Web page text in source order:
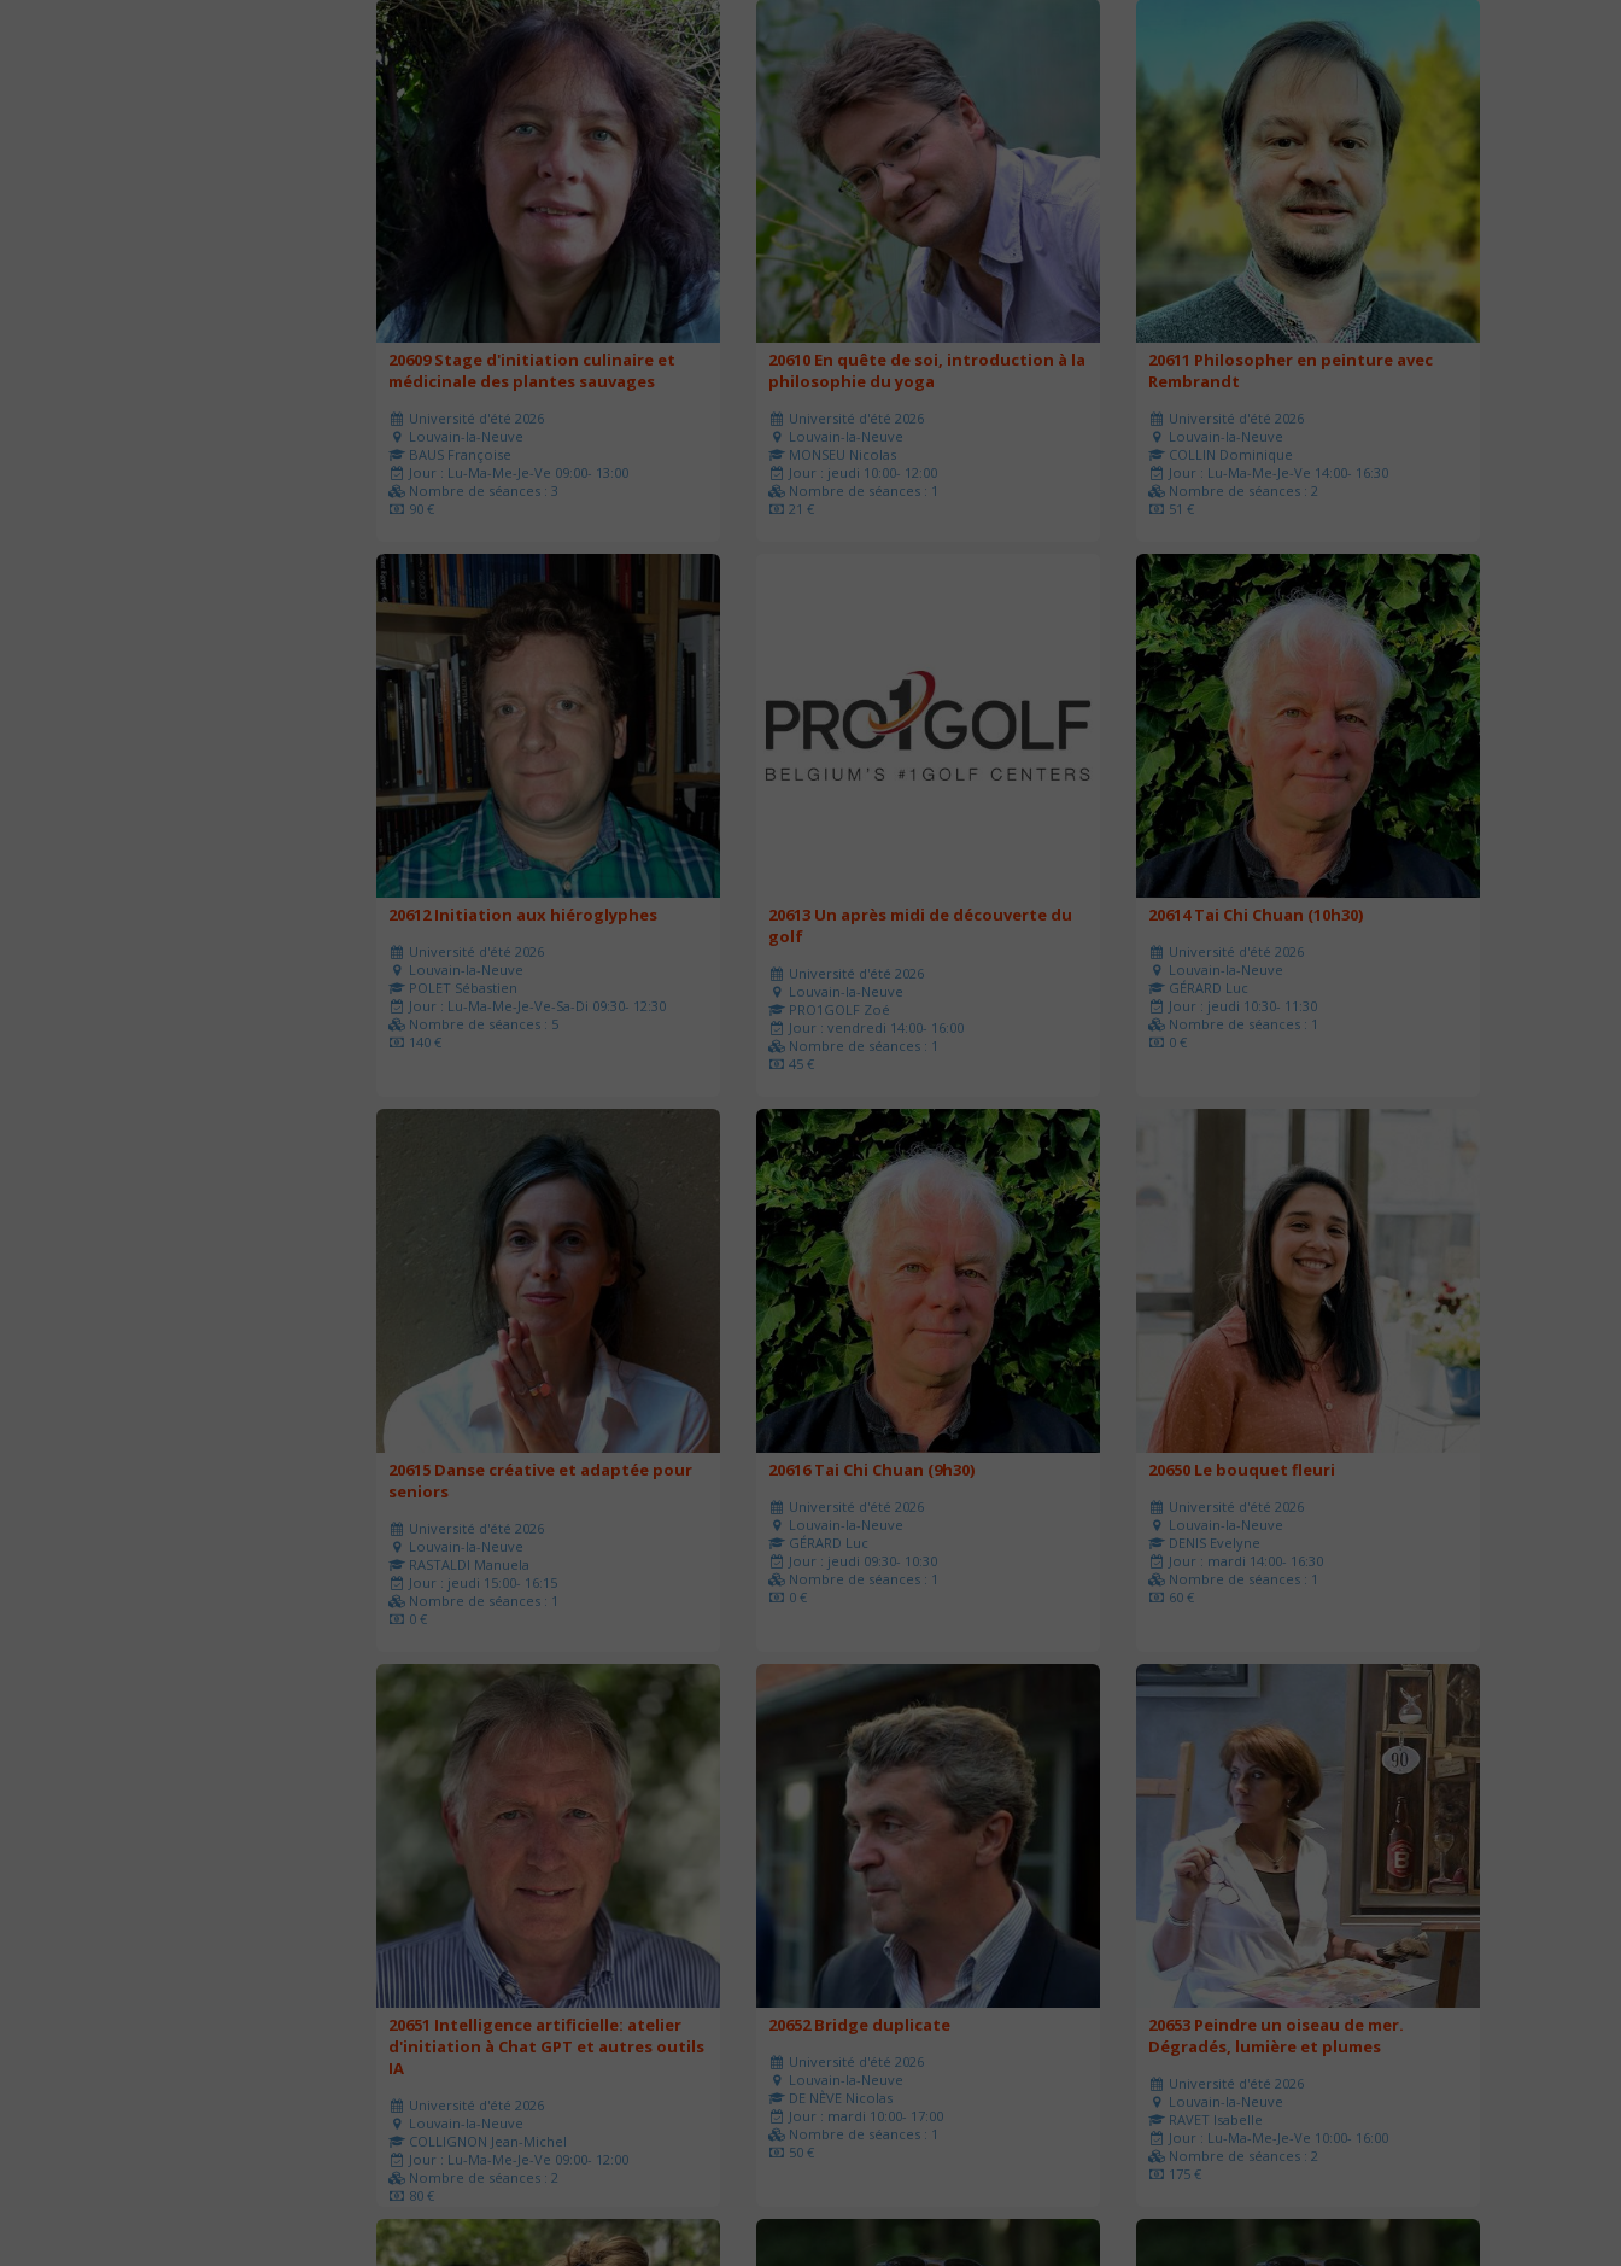
20609 Stage d'initiation culinaire et
médicinale des plantes sauvages
Université d'été 2026
Louvain-la-Neuve
BAUS Françoise
Jour : Lu-Ma-Me-Je-Ve 09:00- 13:00
Nombre de séances : 3
90 €
20610 En quête de soi, introduction à la
philosophie du yoga
Université d'été 2026
Louvain-la-Neuve
MONSEU Nicolas
Jour : jeudi 10:00- 12:00
Nombre de séances : 1
21 €
20611 Philosopher en peinture avec
Rembrandt
Université d'été 2026
Louvain-la-Neuve
COLLIN Dominique
Jour : Lu-Ma-Me-Je-Ve 14:00- 16:30
Nombre de séances : 2
51 €
20612 Initiation aux hiéroglyphes
Université d'été 2026
Louvain-la-Neuve
POLET Sébastien
Jour : Lu-Ma-Me-Je-Ve-Sa-Di 09:30- 12:30
Nombre de séances : 5
140 €
20613 Un après midi de découverte du
golf
Université d'été 2026
Louvain-la-Neuve
PRO1GOLF Zoé
Jour : vendredi 14:00- 16:00
Nombre de séances : 1
45 €
20614 Tai Chi Chuan (10h30)
Université d'été 2026
Louvain-la-Neuve
GÉRARD Luc
Jour : jeudi 10:30- 11:30
Nombre de séances : 1
0 €
20615 Danse créative et adaptée pour
seniors
Université d'été 2026
Louvain-la-Neuve
RASTALDI Manuela
Jour : jeudi 15:00- 16:15
Nombre de séances : 1
0 €
20616 Tai Chi Chuan (9h30)
Université d'été 2026
Louvain-la-Neuve
GÉRARD Luc
Jour : jeudi 09:30- 10:30
Nombre de séances : 1
0 €
20650 Le bouquet fleuri
Université d'été 2026
Louvain-la-Neuve
DENIS Evelyne
Jour : mardi 14:00- 16:30
Nombre de séances : 1
60 €
20651 Intelligence artificielle: atelier
d'initiation à Chat GPT et autres outils
IA
Université d'été 2026
Louvain-la-Neuve
COLLIGNON Jean-Michel
Jour : Lu-Ma-Me-Je-Ve 09:00- 12:00
Nombre de séances : 2
80 €
20652 Bridge duplicate
Université d'été 2026
Louvain-la-Neuve
DE NÈVE Nicolas
Jour : mardi 10:00- 17:00
Nombre de séances : 1
50 €
20653 Peindre un oiseau de mer.
Dégradés, lumière et plumes
Université d'été 2026
Louvain-la-Neuve
RAVET Isabelle
Jour : Lu-Ma-Me-Je-Ve 10:00- 16:00
Nombre de séances : 2
175 €